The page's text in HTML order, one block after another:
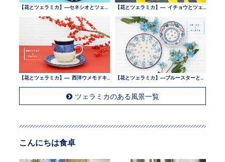
ツェラミカのある風景一覧
こんにちは食卓